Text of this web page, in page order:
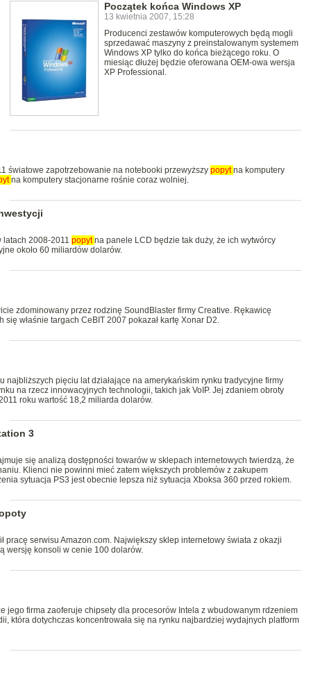
Początek końca Windows XP
13 kwietnia 2007, 15:28
Producenci zestawów komputerowych będą mogli
sprzedawać maszyny z preinstalowanym systemem
Windows XP tylko do końca bieżącego roku. O
miesiąc dłużej będzie oferowana OEM-owa wersja
XP Professional.
światowe zapotrzebowanie na notebooki przewyższy popytna komputery
na komputery stacjonarne rośnie coraz wolniej.
latach 2008-2011 popytna panele LCD będzie tak duży, że ich wytwórcy
około 60 miliardów dolarów.
zdominowany przez rodzinę SoundBlaster firmy Creative. Rękawicę
właśnie targach CeBIT 2007 pokazał kartę Xonar D2.
najbliższych pięciu lat działające na amerykańskim rynku tradycyjne firmy
na rzecz innowacyjnych technologii, takich jak VoIP. Jej zdaniem obroty
roku wartość 18,2 miliarda dolarów.
3
się analizą dostępności towarów w sklepach internetowych twierdzą, że
Klienci nie powinni mieć zatem większych problemów z zakupem
sytuacja PS3 jest obecnie lepsza niż sytuacja Xboksa 360 przed rokiem.
pracę serwisu Amazon.com. Największy sklep internetowy świata z okazji
wersję konsoli w cenie 100 dolarów.
jego firma zaoferuje chipsety dla procesorów Intela z wbudowanym rdzeniem
która dotychczas koncentrowała się na rynku najbardziej wydajnych platform